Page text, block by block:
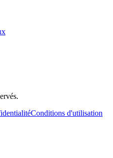
Conditions d'utilisation